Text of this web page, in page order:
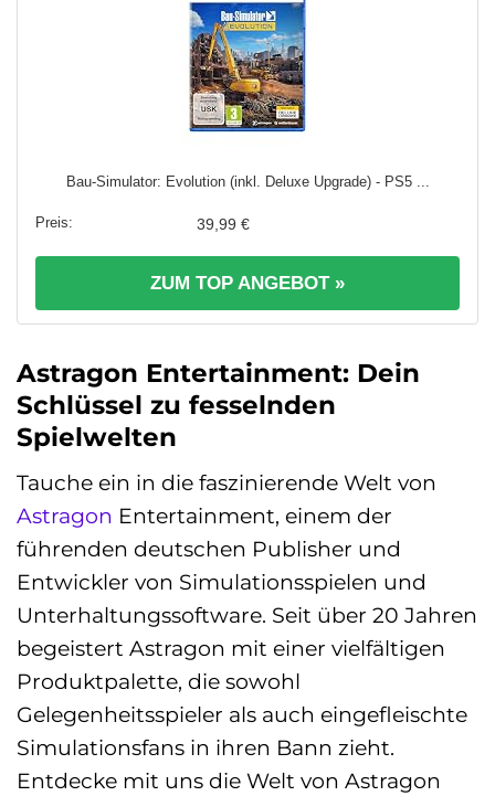
Bau-Simulator: Evolution (inkl. Deluxe Upgrade) - PS5 ...
39,99 €
ZUM TOP ANGEBOT »
Astragon Entertainment: Dein
Schlüssel zu fesselnden
Spielwelten
Tauche ein in die faszinierende Welt von
Astragon Entertainment, einem der
führenden deutschen Publisher und
Entwickler von Simulationsspielen und
Unterhaltungssoftware. Seit über 20 Jahren
begeistert Astragon mit einer vielfältigen
Produktpalette, die sowohl
Gelegenheitsspieler als auch eingefleischte
Simulationsfans in ihren Bann zieht.
Entdecke mit uns die Welt von Astragon